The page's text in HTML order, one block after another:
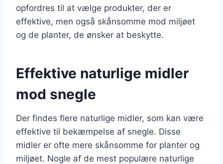
opfordres til at vælge produkter, der er
effektive, men også skånsomme mod miljøet
og de planter, de ønsker at beskytte.
Effektive naturlige midler
mod snegle
Der findes flere naturlige midler, som kan være
effektive til bekæmpelse af snegle. Disse
midler er ofte mere skånsomme for planter og
miljøet. Nogle af de mest populære naturlige